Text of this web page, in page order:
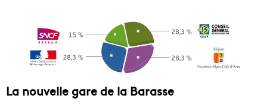
La nouvelle gare de la Barasse